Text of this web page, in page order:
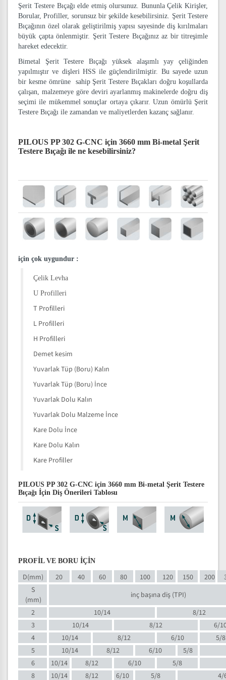
Şerit Testere Bıçağı elde etmiş olursunuz. Bununla Çelik Kirişler,
Borular, Profiller, sorunsuz bir şekilde kesebilirsiniz. Şerit Testere
Bıçağının özel olarak geliştirilmiş yapısı sayesinde diş kırılmaları
büyük çapta önlenmiştir. Şerit Testere Bıçağınız az bir titreşimle
hareket edecektir.
Bimetal Şerit Testere Bıçağı yüksek alaşımlı yay çeliğinden
yapılmıştır ve dişleri HSS ile güçlendirilmiştir. Bu sayede uzun
bir kesme ömrüne sahip Şerit Testere Bıçakları doğru koşullarda
çalışan, malzemeye göre deviri ayarlanmış makinelerde doğru diş
seçimi ile mükemmel sonuçlar ortaya çıkarır. Uzun ömürlü Şerit
Testere Bıçağı ile zamandan ve maliyetlerden kazanç sağlanır.
PILOUS PP 302 G-CNC için 3660 mm Bi-metal Şerit
Testere Bıçağı ile ne kesebilirsiniz?
için çok uygundur :
Çelik Levha
U Profilleri
T Profilleri
L Profilleri
H Profilleri
Demet kesim
Yuvarlak Tüp (Boru) Kalın
Yuvarlak Tüp (Boru) İnce
Yuvarlak Dolu Kalın
Yuvarlak Dolu Malzeme İnce
Kare Dolu İnce
Kare Dolu Kalın
Kare Profiller
PILOUS PP 302 G-CNC için 3660 mm Bi-metal Şerit Testere
Bıçağı İçin Diş Önerileri Tablosu
PROFİL VE BORU İÇİN
D(mm) 20 40 60 80 100 120 150 200
S
(mm)
inç başına diş (TPI)
2
10/14
8/12
3
10/14 8/12
6/
4
10/14 8/12 6/10
5/8
5
10/14 8/12 6/10
5/8
6
10/14 8/12 6/10
5/8
8
10/14 8/12 6/10 5/8
4/